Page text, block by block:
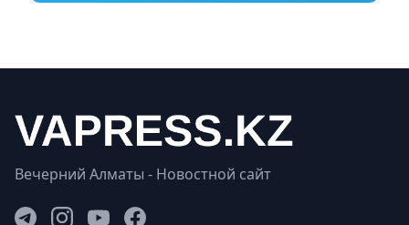
Вечерний Алматы - Новостной сайт